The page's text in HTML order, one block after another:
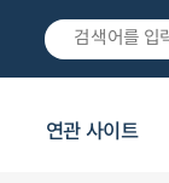
연관 사이트